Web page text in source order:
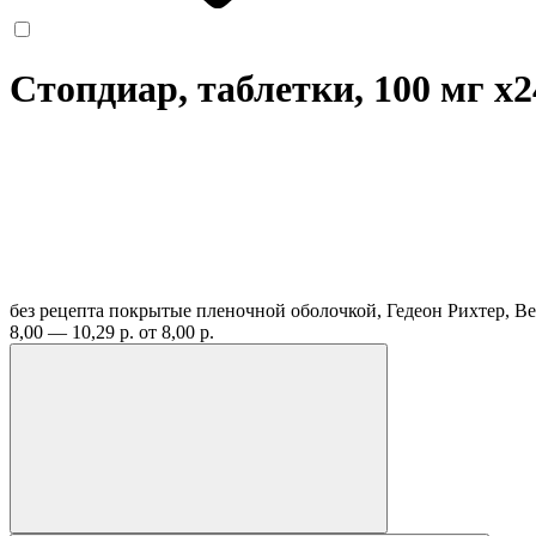
Стопдиар, таблетки, 100 мг
без рецепта покрытые пленочной оболочкой, Гедеон Рихтер,
8,00 — 10,29 р. от 8,00 р.